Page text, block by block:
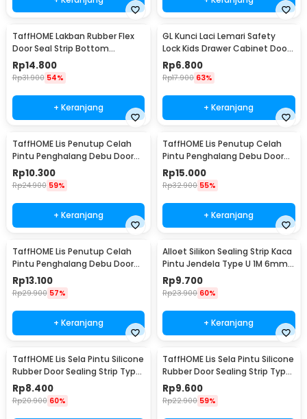
TaffHOME Lakban Rubber Flex
Door Seal Strip Bottom
Waterproof 45mmx5M - TP39
Rp14.800
Rp31.900 54%
+ Keranjang
GL Kunci Laci Lemari Safety
Lock Kids Drawer Cabinet Door
- LG27
Rp6.800
Rp17.900 63%
+ Keranjang
TaffHOME Lis Penutup Celah
Pintu Penghalang Debu Door
Bottom Seal 25mmx5M -
EACC25
Rp10.300
Rp24.900 59%
+ Keranjang
TaffHOME Lis Penutup Celah
Pintu Penghalang Debu Door
Bottom Seal 45mmx5M -
EACC25
Rp15.000
Rp32.900 55%
+ Keranjang
TaffHOME Lis Penutup Celah
Pintu Penghalang Debu Door
Bottom Seal 35mmx5M -
EACC25
Rp13.100
Rp29.900 57%
+ Keranjang
Alloet Silikon Sealing Strip Kaca
Pintu Jendela Type U 1M 6mm -
TP40
Rp9.700
Rp23.900 60%
+ Keranjang
TaffHOME Lis Sela Pintu Silicone
Rubber Door Sealing Strip Type
H 1M 6mm - TP40
Rp8.400
Rp20.900 60%
TaffHOME Lis Sela Pintu Silicone
Rubber Door Sealing Strip Type
H 1M 10mm - TP40
Rp9.600
Rp22.900 59%